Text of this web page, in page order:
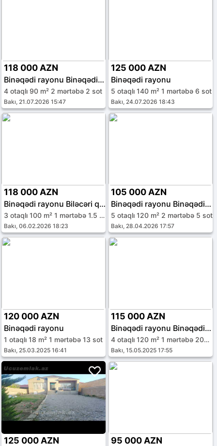
118 000 AZN
Binəqədi rayonu Binəqədi qəs.
4 otaqlı 90 m² 2 mərtəbə 2 sot
Bakı, 21.07.2026 15:47
125 000 AZN
Binəqədi rayonu
5 otaqlı 140 m² 1 mərtəbə 6 sot
Bakı, 24.07.2026 18:43
118 000 AZN
Binəqədi rayonu Biləcəri qəs.
3 otaqlı 100 m² 1 mərtəbə 1.5 sot
Bakı, 06.02.2026 18:23
105 000 AZN
Binəqədi rayonu Binəqədi qəs.
5 otaqlı 120 m² 2 mərtəbə 5 sot
Bakı, 28.04.2026 17:57
120 000 AZN
Binəqədi rayonu
1 otaqlı 18 m² 1 mərtəbə 13 sot
Bakı, 25.03.2025 16:41
115 000 AZN
Binəqədi rayonu Binəqədi qəs.
4 otaqlı 120 m² 1 mərtəbə 200 sot
Bakı, 15.05.2025 17:55
125 000 AZN 95 000 AZN